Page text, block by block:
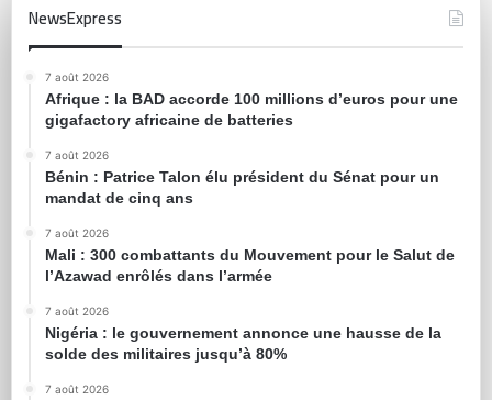
NewsExpress
7 août 2026
Afrique : la BAD accorde 100 millions d’euros pour une
gigafactory africaine de batteries
7 août 2026
Bénin : Patrice Talon élu président du Sénat pour un
mandat de cinq ans
7 août 2026
Mali : 300 combattants du Mouvement pour le Salut de
l’Azawad enrôlés dans l’armée
7 août 2026
Nigéria : le gouvernement annonce une hausse de la
solde des militaires jusqu’à 80%
7 août 2026